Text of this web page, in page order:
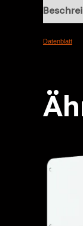
Datenblatt